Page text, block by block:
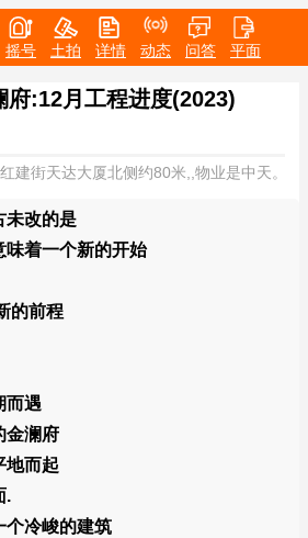
摇号 土拍 详情 动态 问答 平面
府:12月工程进度(2023)
建街天达大厦北侧约80米,,物业是中天。
未改的是
味着一个新的开始
的前程
而遇
金澜府
地而起
.
个冷峻的建筑